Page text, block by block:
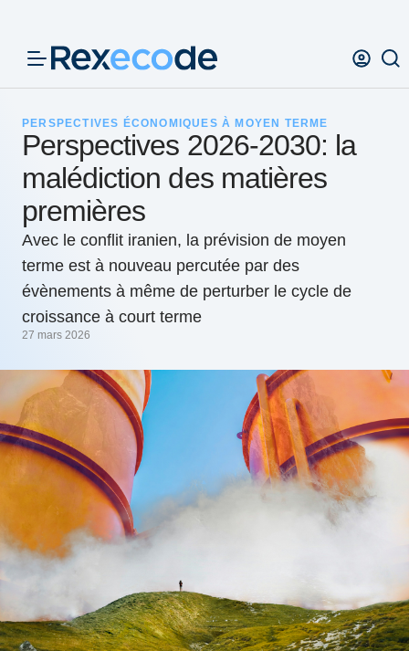
PERSPECTIVES ÉCONOMIQUES À MOYEN TERME
Perspectives 2026-2030: la
malédiction des matières
premières
Avec le conflit iranien, la prévision de moyen
terme est à nouveau percutée par des
évènements à même de perturber le cycle de
croissance à court terme
27 mars 2026